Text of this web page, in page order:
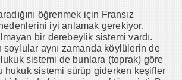
öğrenmek için Fransız
iyi anlamak gerekiyor.
bir derebeylik sistemi vardı.
soylular aynı zamanda köylülerin de
sistemi de bunlara (toprak) göre
hukuk sistemi sürüp giderken keşifler